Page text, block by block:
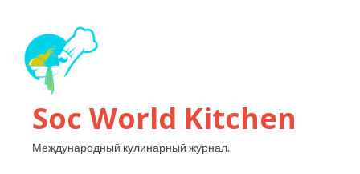
Soc World Kitchen
Международный кулинарный журнал.